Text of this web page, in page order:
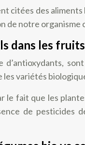
citées des
de notre
dans les
d’antioxydants,
les variétés
le fait que les
de